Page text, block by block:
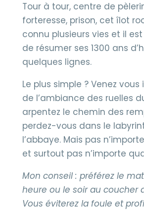
Tour à tour, centre de
forteresse, prison, cet îlot
connu plusieurs vies et il
de résumer ses 1300 ans
quelques lignes.
Le plus simple ? Venez
de l’ambiance des ruelles
arpentez le chemin des
perdez-vous dans le
l’abbaye. Mais pas
et surtout pas n’importe
Mon conseil : préférez le
heure ou le soir au coucher
Vous éviterez la foule et